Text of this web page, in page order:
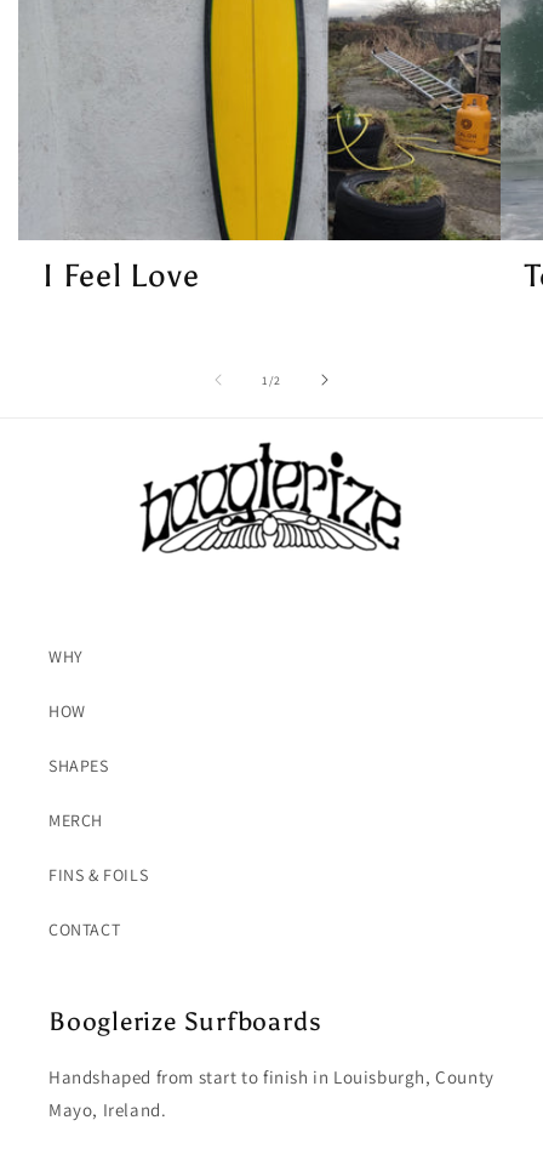
I Feel Love
1/of2
WHY
HOW
SHAPES
MERCH
FINS & FOILS
CONTACT
Booglerize Surfboards
Handshaped from start to finish in Louisburgh, County
Mayo, Ireland.